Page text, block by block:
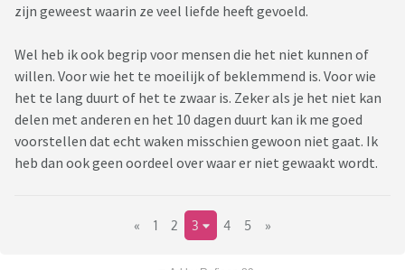
zijn geweest waarin ze veel liefde heeft gevoeld.
Wel heb ik ook begrip voor mensen die het niet kunnen of
willen. Voor wie het te moeilijk of beklemmend is. Voor wie
het te lang duurt of het te zwaar is. Zeker als je het niet kan
delen met anderen en het 10 dagen duurt kan ik me goed
voorstellen dat echt waken misschien gewoon niet gaat. Ik
heb dan ook geen oordeel over waar er niet gewaakt wordt.
« 1 2 3 4 5 »